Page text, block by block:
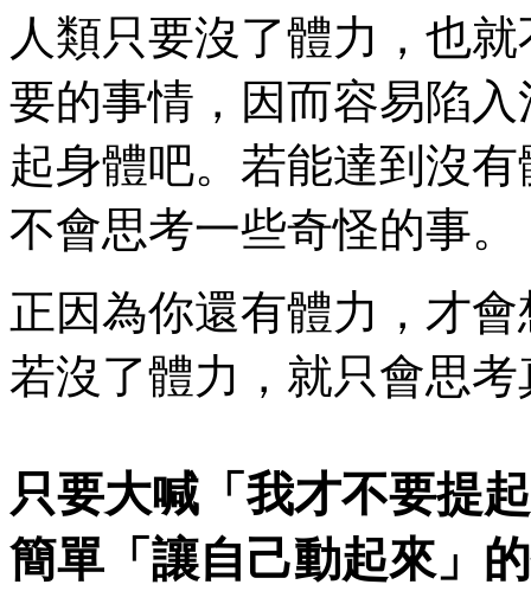
人類只要沒了體力，也
要的事情，因而容易陷
起身體吧。若能達到沒
不會思考一些奇怪的事。
正因為你還有體力，才
若沒了體力，就只會思
只要大喊「我才不要提
簡單「讓自己動起來」